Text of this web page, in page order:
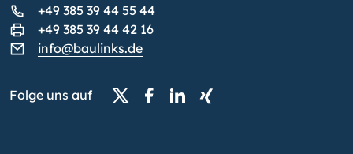
+49 385 39 44 55 44
+49 385 39 44 42 16
info@baulinks.de
Folge uns auf